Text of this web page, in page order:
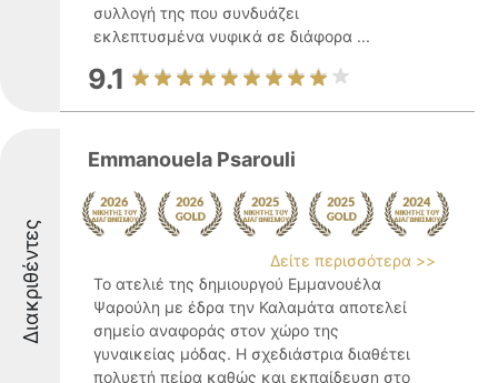
συλλογή της που συνδυάζει
εκλεπτυσμένα νυφικά σε διάφορα ...
9.1
Διακριθέντες
Emmanouela Psarouli
Δείτε περισσότερα >>
Το ατελιέ της δημιουργού Εμμανουέλα
Ψαρούλη με έδρα την Καλαμάτα αποτελεί
σημείο αναφοράς στον χώρο της
γυναικείας μόδας. Η σχεδιάστρια διαθέτει
πολυετή πείρα καθώς και εκπαίδευση στο